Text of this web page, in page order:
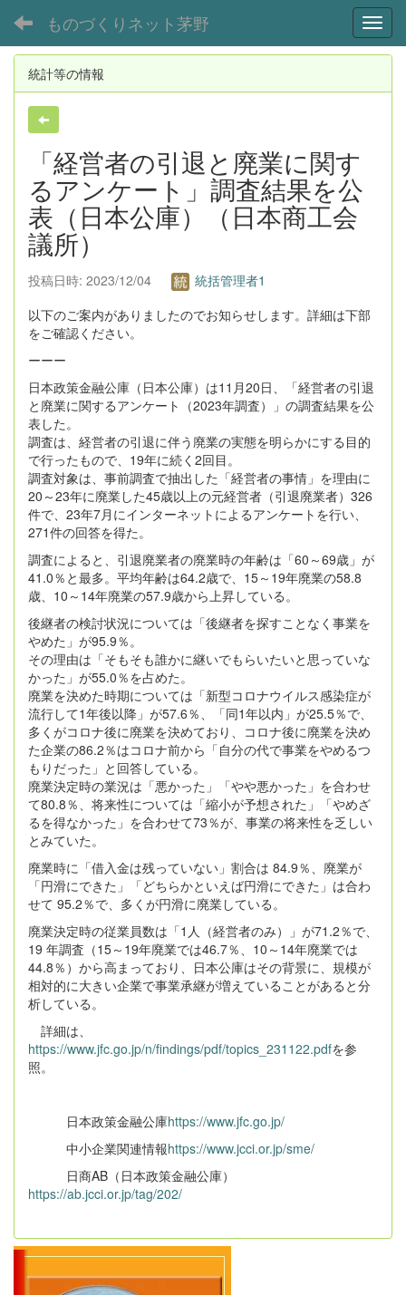
ものづくりネット茅野
統計等の情報
「経営者の引退と廃業に関す
るアンケート」調査結果を公
表（日本公庫）（日本商工会
議所）
投稿日時: 2023/12/04
統括管理者1
以下のご案内がありましたのでお知らせします。詳細は下部
をご確認ください。
ーーー
日本政策金融公庫（日本公庫）は11月20日、「経営者の引退
と廃業に関するアンケート（2023年調査）」の調査結果を公
表した。
調査は、経営者の引退に伴う廃業の実態を明らかにする目的
で行ったもので、19年に続く2回目。
調査対象は、事前調査で抽出した「経営者の事情」を理由に
20～23年に廃業した45歳以上の元経営者（引退廃業者）326
件で、23年7月にインターネットによるアンケートを行い、
271件の回答を得た。
調査によると、引退廃業者の廃業時の年齢は「60～69歳」が
41.0％と最多。平均年齢は64.2歳で、15～19年廃業の58.8
歳、10～14年廃業の57.9歳から上昇している。
後継者の検討状況については「後継者を探すことなく事業を
やめた」が95.9％。
その理由は「そもそも誰かに継いでもらいたいと思っていな
かった」が55.0％を占めた。
廃業を決めた時期については「新型コロナウイルス感染症が
流行して1年後以降」が57.6％、「同1年以内」が25.5％で、
多くがコロナ後に廃業を決めており、コロナ後に廃業を決め
た企業の86.2％はコロナ前から「自分の代で事業をやめるつ
もりだった」と回答している。
廃業決定時の業況は「悪かった」「やや悪かった」を合わせ
て80.8％、将来性については「縮小が予想された」「やめざ
るを得なかった」を合わせて73％が、事業の将来性を乏しい
とみていた。
廃業時に「借入金は残っていない」割合は 84.9％、廃業が
「円滑にできた」「どちらかといえば円滑にできた」は合わ
せて 95.2％で、多くが円滑に廃業している。
廃業決定時の従業員数は「1人（経営者のみ）」が71.2％で、
19 年調査（15～19年廃業では46.7％、10～14年廃業では
44.8％）から高まっており、日本公庫はその背景に、規模が
相対的に大きい企業で事業承継が増えていることがあると分
析している。
詳細は、
https://www.jfc.go.jp/n/findings/pdf/topics_231122.pdfを参
照。
日本政策金融公庫https://www.jfc.go.jp/
中小企業関連情報https://www.jcci.or.jp/sme/
日商AB（日本政策金融公庫）
https://ab.jcci.or.jp/tag/202/